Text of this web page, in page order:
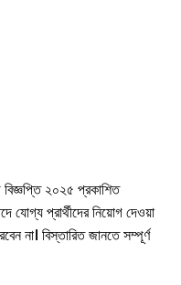
বিজ্ঞপ্তি ২০২৫ প্রকাশিত
যোগ্য প্রার্থীদের নিয়োগ দেওয়া
না। বিস্তারিত জানতে সম্পূর্ণ